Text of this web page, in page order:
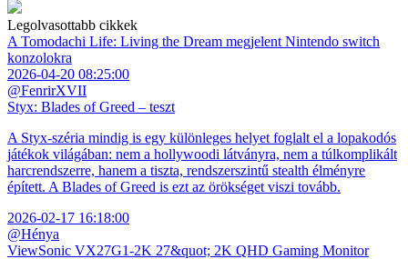
Legolvasottabb cikkek
A Tomodachi Life: Living the Dream megjelent Nintendo switch
konzolokra
2026-04-20 08:25:00
@FenrirXVII
Styx: Blades of Greed – teszt
A Styx-széria mindig is egy különleges helyet foglalt el a lopakodós
játékok világában: nem a hollywoodi látványra, nem a túlkomplikált
harcrendszerre, hanem a tiszta, rendszerszintű stealth élményre
épített. A Blades of Greed is ezt az örökséget viszi tovább.
2026-02-17 16:18:00
@Hénya
ViewSonic VX27G1-2K 27&quot; 2K QHD Gaming Monitor